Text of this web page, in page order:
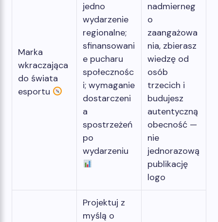
Marka
wkraczająca
do świata
esportu
jedno
wydarzenie
regionalne;
sfinansowani
e pucharu
społecznośc
i; wymaganie
dostarczeni
a
spostrzeżeń
po
wydarzeniu
nadmierneg
o
zaangażowa
nia, zbierasz
wiedzę od
osób
trzecich i
budujesz
autentyczną
obecność —
nie
jednorazową
publikację
logo
Projektuj z
myślą o